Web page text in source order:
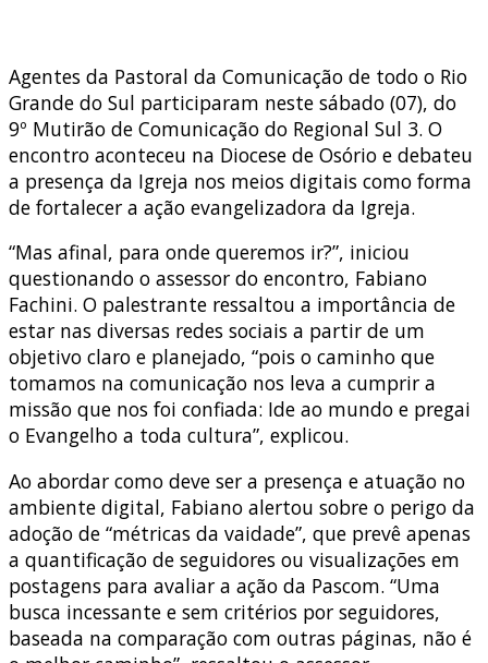
Agentes da Pastoral da Comunicação de todo o Rio
Grande do Sul participaram neste sábado (07), do
9º Mutirão de Comunicação do Regional Sul 3. O
encontro aconteceu na Diocese de Osório e debateu
a presença da Igreja nos meios digitais como forma
de fortalecer a ação evangelizadora da Igreja.
“Mas afinal, para onde queremos ir?”, iniciou
questionando o assessor do encontro, Fabiano
Fachini. O palestrante ressaltou a importância de
estar nas diversas redes sociais a partir de um
objetivo claro e planejado, “pois o caminho que
tomamos na comunicação nos leva a cumprir a
missão que nos foi confiada: Ide ao mundo e pregai
o Evangelho a toda cultura”, explicou.
Ao abordar como deve ser a presença e atuação no
ambiente digital, Fabiano alertou sobre o perigo da
adoção de “métricas da vaidade”, que prevê apenas
a quantificação de seguidores ou visualizações em
postagens para avaliar a ação da Pascom. “Uma
busca incessante e sem critérios por seguidores,
baseada na comparação com outras páginas, não é